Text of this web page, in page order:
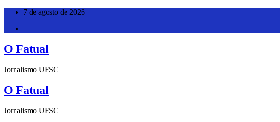
Pular
7 de agosto de 2026
O Fatual
Jornalismo UFSC
O Fatual
Jornalismo UFSC